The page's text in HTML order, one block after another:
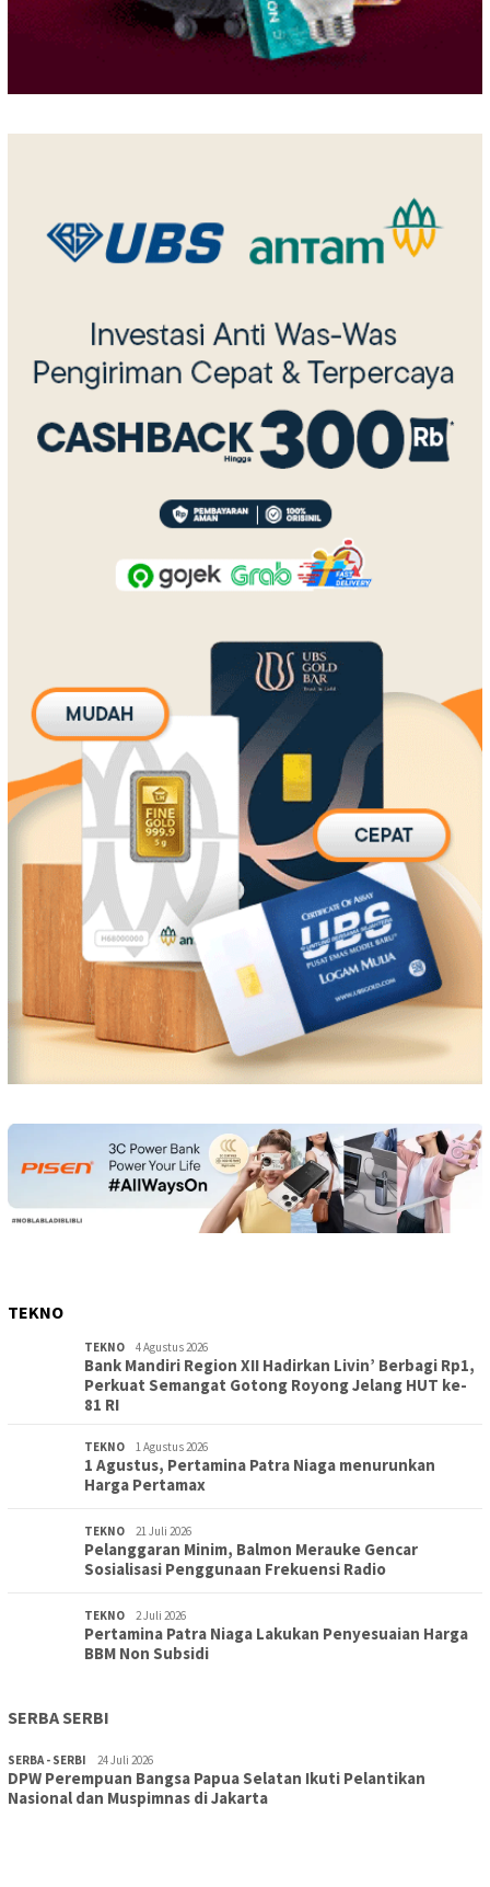
TEKNO
TEKNO 4 Agustus 2026
Bank Mandiri Region XII Hadirkan Livin’ Berbagi Rp1,
Perkuat Semangat Gotong Royong Jelang HUT ke-
81 RI
TEKNO 1 Agustus 2026
1 Agustus, Pertamina Patra Niaga menurunkan
Harga Pertamax
TEKNO 21 Juli 2026
Pelanggaran Minim, Balmon Merauke Gencar
Sosialisasi Penggunaan Frekuensi Radio
TEKNO 2 Juli 2026
Pertamina Patra Niaga Lakukan Penyesuaian Harga
BBM Non Subsidi
SERBA SERBI
SERBA - SERBI 24 Juli 2026
DPW Perempuan Bangsa Papua Selatan Ikuti Pelantikan
Nasional dan Muspimnas di Jakarta
TOPIK 30 Juli 2026
Wujudkan Sekolah Adiwiyata:SD Inpres Polder Merauke